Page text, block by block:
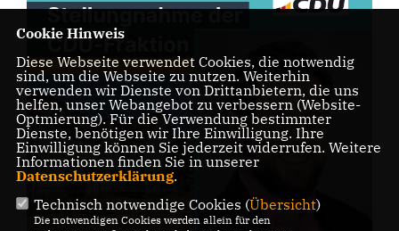
Cookie Hinweis
Diese Webseite verwendet Cookies, die notwendig
sind, um die Webseite zu nutzen. Weiterhin
verwenden wir Dienste von Drittanbietern, die uns
helfen, unser Webangebot zu verbessern (Website-
Optmierung). Für die Verwendung bestimmter
Dienste, benötigen wir Ihre Einwilligung. Ihre
Einwilligung können Sie jederzeit widerrufen. Weitere
Informationen finden Sie in unserer
Datenschutzerklärung.
Technisch notwendige Cookies (Übersicht)
Die notwendigen Cookies werden allein für den